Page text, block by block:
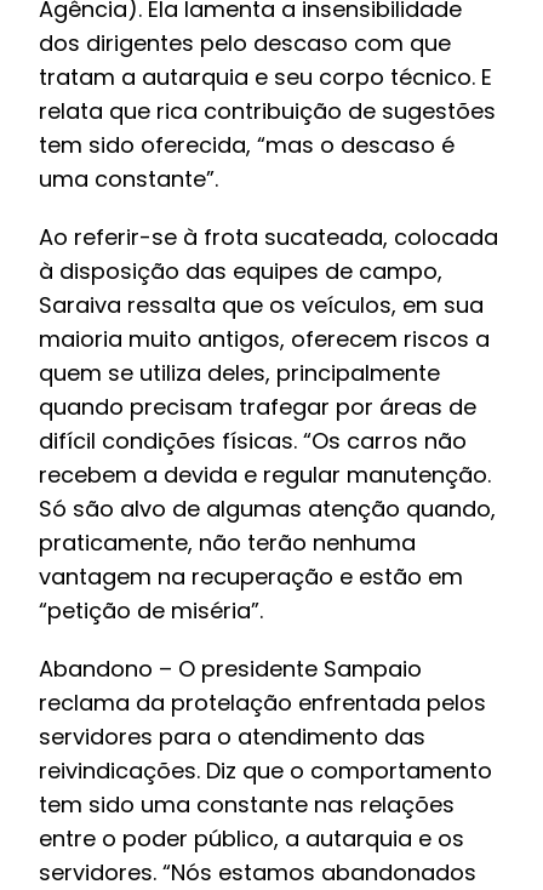
Agência). Ela lamenta a insensibilidade
dos dirigentes pelo descaso com que
tratam a autarquia e seu corpo técnico. E
relata que rica contribuição de sugestões
tem sido oferecida, “mas o descaso é
uma constante”.
Ao referir-se à frota sucateada, colocada
à disposição das equipes de campo,
Saraiva ressalta que os veículos, em sua
maioria muito antigos, oferecem riscos a
quem se utiliza deles, principalmente
quando precisam trafegar por áreas de
difícil condições físicas. “Os carros não
recebem a devida e regular manutenção.
Só são alvo de algumas atenção quando,
praticamente, não terão nenhuma
vantagem na recuperação e estão em
“petição de miséria”.
Abandono – O presidente Sampaio
reclama da protelação enfrentada pelos
servidores para o atendimento das
reivindicações. Diz que o comportamento
tem sido uma constante nas relações
entre o poder público, a autarquia e os
servidores. “Nós estamos abandonados